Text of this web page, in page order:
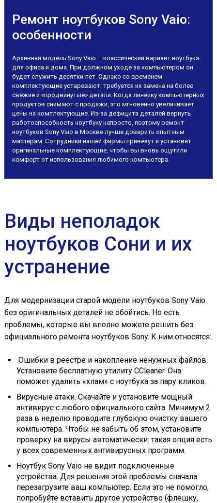
Ремонт ноутбуков Sony Vaio:
особенности
Архивная модель Sony Vaio – классический вариант ноутбука
для офиса и дома. При должном уходе за компьютером он
будет служить десятки лет. Однако со временем
комплектующие устаревают: требуется их замена на более
свежие и «продвинутые» детали. Когда линейку компьютерных
продуктов снимают с продажи, это мгновенно увеличивает
цены на комплектующие. Из-за дефицита деталей вернуть
работоспособность ноутбуку непросто, поэтому ремонт
ноутбуков Sony Vaio в Москве лучше доверить опытным
мастерам. Сотрудники нашей фирмы привезут и установят
оригинальные комплектующие, чтобы вы вновь ощутили
комфорт от использования любимого компьютера.
Виды неполадок
ноутбуков Сони и их
устранение
Для модернизации старой модели ноутбуков Sony Vaio
без оригинальных деталей не обойтись. Но есть
проблемы, которые вы вполне можете решить без
официального ремонта ноутбуков Sony. К ним относятся:
Ошибки в реестре и накопление ненужных файлов.
Установите бесплатную утилиту CCleaner. Она
поможет удалить «хлам» с ноутбука за пару кликов.
Вирусные атаки. Скачайте и установите мощный
антивирус с любого официального сайта. Минимум 2
раза в неделю проводите глубокую очистку вашего
компьютера. Чтобы не забыть об этом, установите
проверку на вирусы автоматически: такая опция есть
у всех современных антивирусных программ.
Ноутбук Sony Vaio не видит подключенные
устройства. Для решения этой проблемы сначала
перезагрузите ваш компьютер. Если это не помогло,
попробуйте вставить другое устройство (флешку,